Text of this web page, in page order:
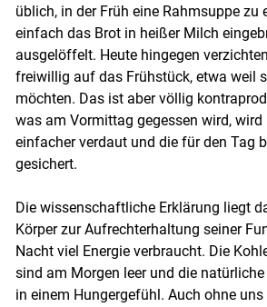
üblich, in der Früh eine Rahmsuppe zu
einfach das Brot in heißer Milch
ausgelöffelt. Heute hingegen
freiwillig auf das Frühstück, etwa weil
möchten. Das ist aber völlig
was am Vormittag gegessen wird,
einfacher verdaut und die für den Tag
gesichert.
Die wissenschaftliche Erklärung liegt
Körper zur Aufrechterhaltung seiner
Nacht viel Energie verbraucht. Die
sind am Morgen leer und die
in einem Hungergefühl. Auch ohne